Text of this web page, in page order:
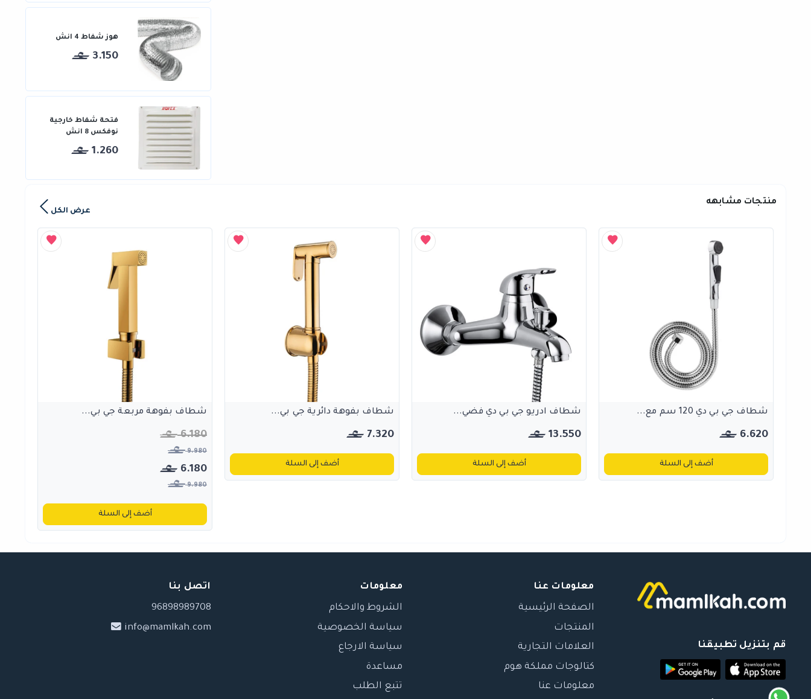
هوز شفاط 4 انش
3.150
فتحة شفاط خارجية
نوفكس 8 انش
1.260
منتجات مشابهه
عرض الكل
شطاف جي بي دي 120 سم مع...
6.620
أضف إلى السلة
شطاف ادريو جي بي دي فضي...
13.550
أضف إلى السلة
شطاف بفوهة دائرية جي بي...
7.320
أضف إلى السلة
شطاف بفوهة مربعة جي بي...
6.180
9.980
6.180
9.980
أضف إلى السلة
قم بتنزيل تطبيقنا
معلومات عنا
الصفحة الرئيسية
المنتجات
العلامات التجارية
كتالوجات مملكة هوم
معلومات عنا
معلومات
الشروط والاحكام
سياسة الخصوصية
سياسة الارجاع
مساعدة
تتبع الطلب
اتصل بنا
96898989708
info@mamlkah.com